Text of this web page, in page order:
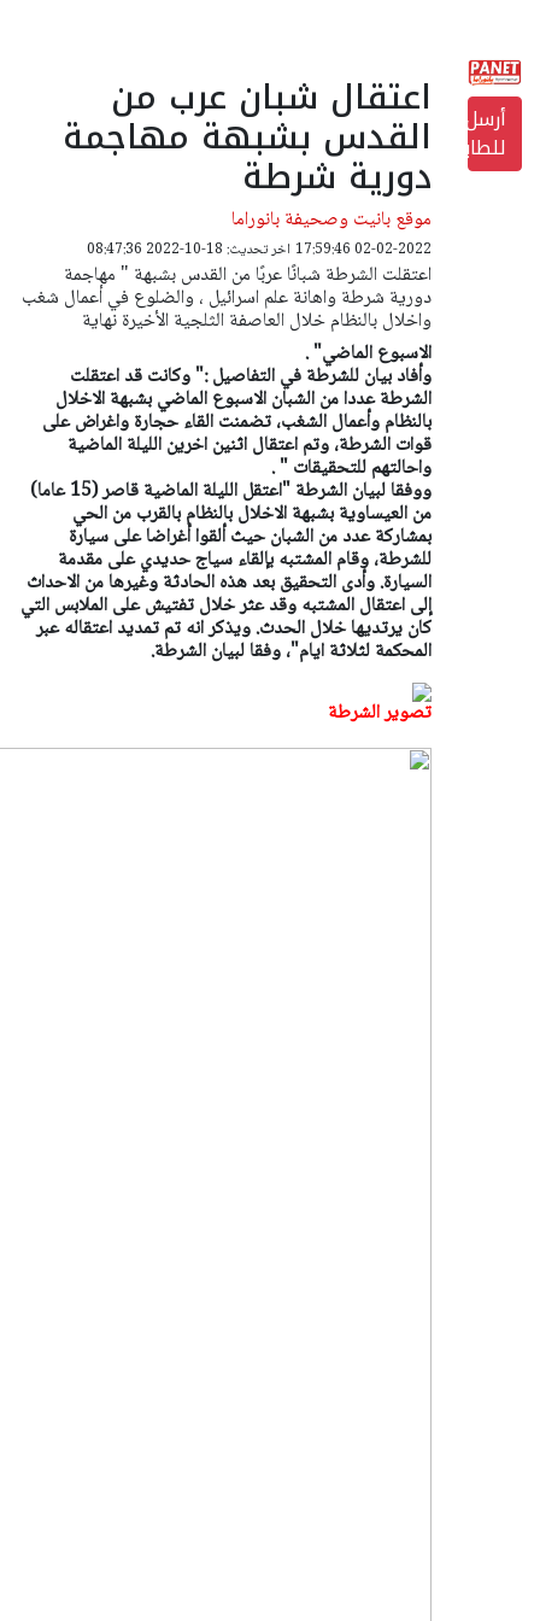
أرسل
للطابعة
اعتقال شبان عرب من
القدس بشبهة مهاجمة
دورية شرطة
موقع بانيت وصحيفة بانوراما
02-02-2022 17:59:46 اخر تحديث: 18-10-2022 08:47:36
اعتقلت الشرطة شبانًا عربًا من القدس بشبهة " مهاجمة
دورية شرطة واهانة علم اسرائيل ، والضلوع في أعمال شغب
واخلال بالنظام خلال العاصفة الثلجية الأخيرة نهاية
الاسبوع الماضي" .
وأفاد بيان للشرطة في التفاصيل :" وكانت قد اعتقلت
الشرطة عددا من الشبان الاسبوع الماضي بشبهة الاخلال
بالنظام وأعمال الشغب، تضمنت القاء حجارة واغراض على
قوات الشرطة، وتم اعتقال اثنين اخرين الليلة الماضية
واحالتهم للتحقيقات " .
ووفقا لبيان الشرطة "اعتقل الليلة الماضية قاصر (15 عاما)
من العيساوية بشبهة الاخلال بالنظام بالقرب من الحي
بمشاركة عدد من الشبان حيث ألقوا أغراضا على سيارة
للشرطة، وقام المشتبه بإلقاء سياج حديدي على مقدمة
السيارة. وأدى التحقيق بعد هذه الحادثة وغيرها من الاحداث
إلى اعتقال المشتبه وقد عثر خلال تفتيش على الملابس التي
كان يرتديها خلال الحدث. ويذكر انه تم تمديد اعتقاله عبر
المحكمة لثلاثة ايام"، وفقا لبيان الشرطة.
تصوير الشرطة